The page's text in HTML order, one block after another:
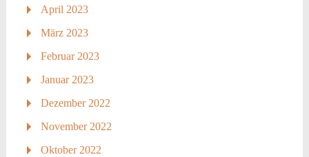
April 2023
März 2023
Februar 2023
Januar 2023
Dezember 2022
November 2022
Oktober 2022